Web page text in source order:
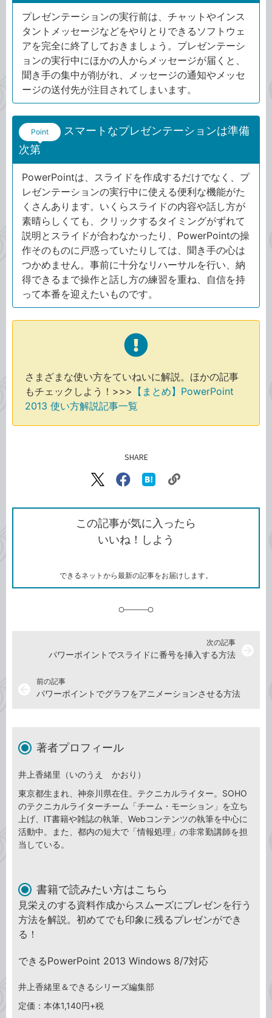
プレゼンテーションの実行前は、チャットやインス
タントメッセージなどをやりとりできるソフトウェ
アを完全に終了しておきましょう。プレゼンテーシ
ョンの実行中にほかの人からメッセージが届くと、
聞き手の集中が削がれ、メッセージの通知やメッセ
ージの送付先が注目されてしまいます。
Point
スマートなプレゼンテーションは準備
次第
PowerPointは、スライドを作成するだけでなく、プ
レゼンテーションの実行中に使える便利な機能がた
くさんあります。いくらスライドの内容や話し方が
素晴らしくても、クリックするタイミングがずれて
説明とスライドが合わなかったり、PowerPointの操
作そのものに戸惑っていたりしては、聞き手の心は
つかめません。事前に十分なリハーサルを行い、納
得できるまで操作と話し方の練習を重ね、自信を持
って本番を迎えたいものです。
さまざまな使い方をていねいに解説。ほかの記事
もチェックしよう！>>> 【まとめ】PowerPoint
2013 使い方解説記事一覧
SHARE
X（旧
で
シ
ェ
ア
Facebook
シ
ェ
ア
な
ブ
ッ
ク
ク
ク
を
コ
この記事が気に入ったら
いいね！しよう
できるネットから最新の記事をお届けします。
前の記事
パワーポイントでグラフをアニメーションさせる方法
次の記事
パワーポイントでスライドに番号を挿入する方法
著者プロフィール
井上香緒里（いのうえ かおり）
東京都生まれ、神奈川県在住。テクニカルライター。SOHO
のテクニカルライターチーム「チーム・モーション」を立ち
上げ、IT書籍や雑誌の執筆、Webコンテンツの執筆を中心に
活動中。また、都内の短大で「情報処理」の非常勤講師を担
当している。
書籍で読みたい方はこちら
見栄えのする資料作成からスムーズにプレゼンを行う
方法を解説。初めてでも印象に残るプレゼンができ
る！
できるPowerPoint 2013 Windows 8/7対応
井上香緒里＆できるシリーズ編集部
定価：本体1,140円+税